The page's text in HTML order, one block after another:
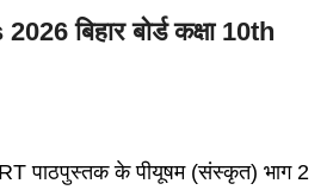
बिहार बोर्ड कक्षा 10th
पाठपुस्तक के पीयूषम (संस्कृत) भाग 2